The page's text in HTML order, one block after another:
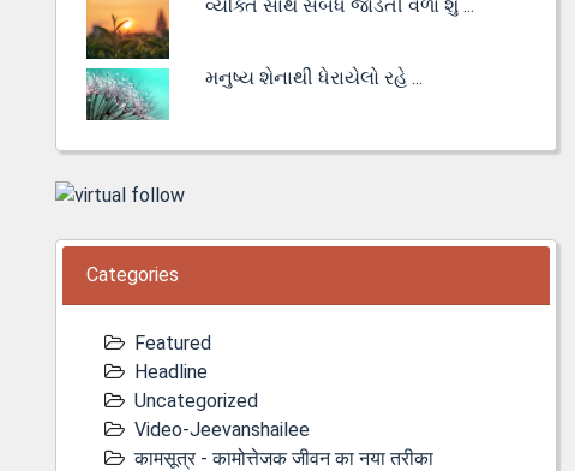
વ્યક્તિ સાથે સંબંધ જોડતી વેળા શું ...
મનુષ્ય શેનાથી ધેરાયેલો રહે ...
Categories
Featured
Headline
Uncategorized
Video-Jeevanshailee
कामसूत्र - कामोत्तेजक जीवन का नया तरीका